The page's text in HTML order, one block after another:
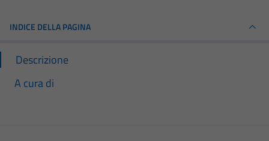
INDICE DELLA PAGINA
Descrizione
A cura di